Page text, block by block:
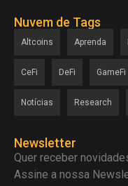
Nuvem de Tags
Altcoins Aprenda
CeFi DeFi GameFi
Notícias Research
Newsletter
Quer receber
Assine a nossa